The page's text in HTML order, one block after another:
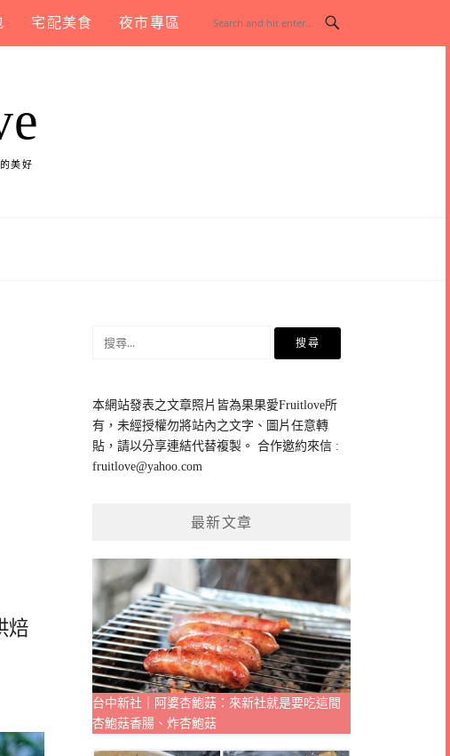
宅配美食 夜市專區
美好
焙
鍵
字:
本網站發表之文章照片皆為果果愛Fruitlove所
有，未經授權勿將站內之文字、圖片任意轉
貼，請以分享連結代替複製。 合作邀約來信 :
fruitlove@yahoo.com
最新文章
台中新社｜阿婆杏鮑菇：來新社就是要吃這間
杏鮑菇香腸、炸杏鮑菇